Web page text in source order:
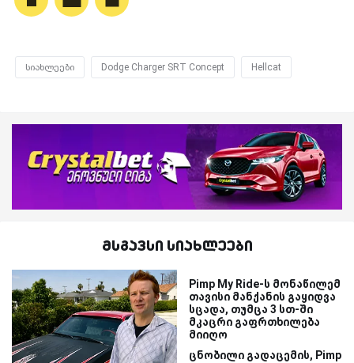
სიახლეები Dodge Charger SRT Concept Hellcat
მსგავსი სიახლეები
Pimp My Ride-ს მონაწილემ
თავისი მანქანის გაყიდვა
სცადა, თუმცა 3 სთ-ში
მკაცრი გაფრთხილება
მიიღო
ცნობილი გადაცემის, Pimp